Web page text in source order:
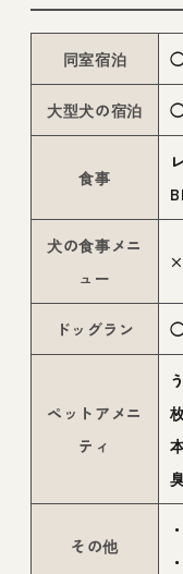
同室宿泊
大型犬の宿泊
食事
犬の食事メニ
ュー
×
ドッグラン
ペットアメニ
ティ
その他